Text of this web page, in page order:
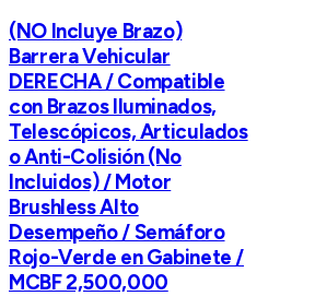
(NO Incluye Brazo)
Barrera Vehicular
DERECHA / Compatible
con Brazos Iluminados,
Telescópicos, Articulados
o Anti-Colisión (No
Incluidos) / Motor
Brushless Alto
Desempeño / Semáforo
Rojo-Verde en Gabinete /
MCBF 2,500,000